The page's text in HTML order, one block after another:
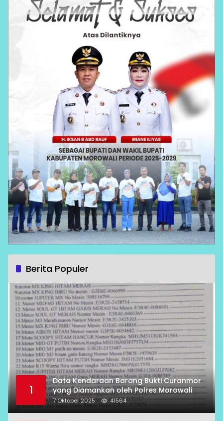
Berita Populer
1
Data Kendaraan Barang Bukti Curanmor
yang Diamankan oleh Polres Morowali
7 Oktober 2025 41564